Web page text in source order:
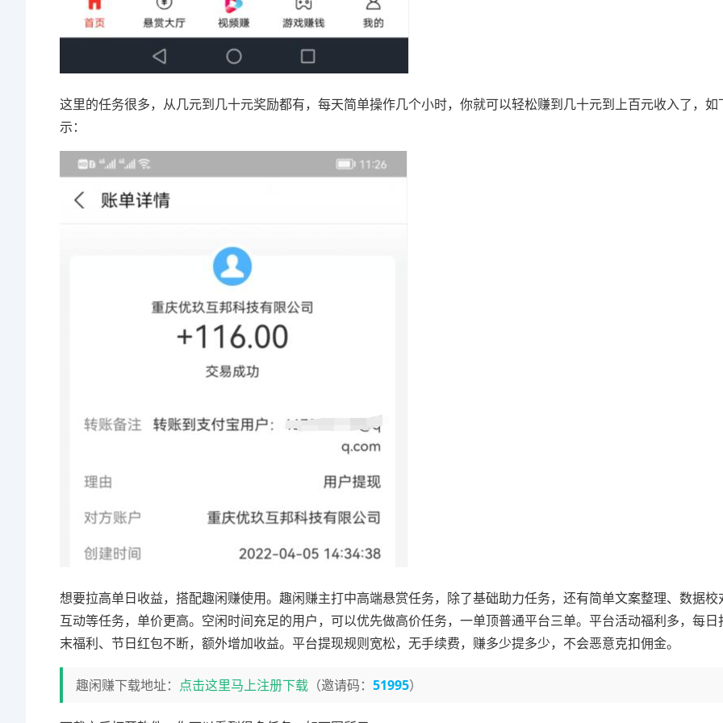
这里的任务很多，从几元到几十元奖励都有，每天简单操作几个小时，你就可以轻松赚到几十元到上百元收入了，如
示：
想要拉高单日收益，搭配趣闲赚使用。趣闲赚主打中高端悬赏任务，除了基础助力任务，还有简单文案整理、数据校
互动等任务，单价更高。空闲时间充足的用户，可以优先做高价任务，一单顶普通平台三单。平台活动福利多，每日
末福利、节日红包不断，额外增加收益。平台提现规则宽松，无手续费，赚多少提多少，不会恶意克扣佣金。
趣闲赚下载地址： 点击这里马上注册下载 （邀请码： 51995）